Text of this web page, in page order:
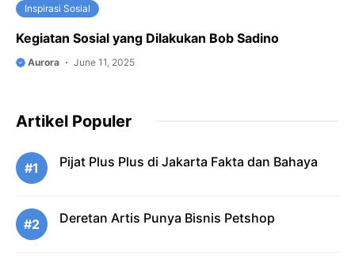
Inspirasi Sosial
Kegiatan Sosial yang Dilakukan Bob Sadino
Aurora June 11, 2025
Artikel Populer
#1 Pijat Plus Plus di Jakarta Fakta dan Bahaya
#2 Deretan Artis Punya Bisnis Petshop